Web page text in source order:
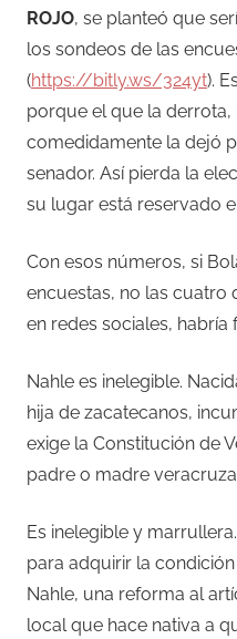
ROJO, se planteó que
los sondeos de las
(https://bitly.ws/324yt).
porque el que la derrota,
comedidamente la dejó
senador. Así pierda la
su lugar está reservado
Con esos números, si
encuestas, no las cuatro
en redes sociales,
Nahle es inelegible.
hija de zacatecanos,
exige la Constitución de
padre o madre
Es inelegible y
para adquirir la
Nahle, una reforma al
local que hace nativa a